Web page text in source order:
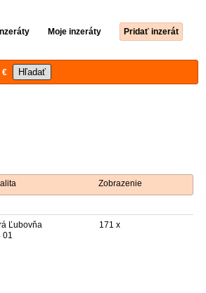
Moje inzeráty Pridať inzerát
€
Zobrazenie
Ľubovňa
01
171 x